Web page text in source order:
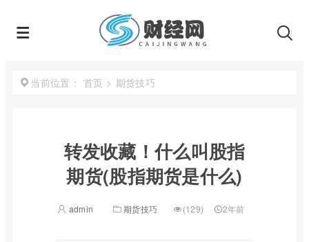
当前位置： 首页 > 期货技巧
转发收藏！什么叫股指
期货(股指期货是什么)
admin 期货技巧 (129) 2年前